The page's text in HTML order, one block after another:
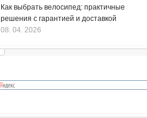
Как выбрать велосипед: практичные
решения с гарантией и доставкой
08. 04. 2026